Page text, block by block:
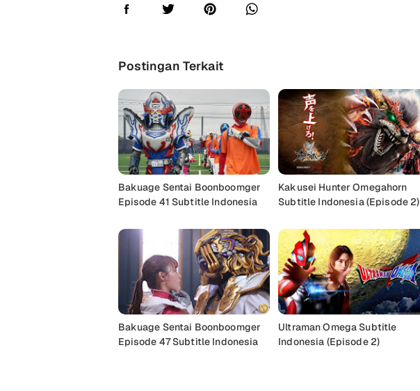
Postingan Terkait
Bakuage Sentai Boonboomger
Episode 41 Subtitle Indonesia
Kakusei Hunter Omegahorn
Subtitle Indonesia (Episode 2)
Bakuage Sentai Boonboomger
Episode 47 Subtitle Indonesia
Ultraman Omega Subtitle
Indonesia (Episode 2)